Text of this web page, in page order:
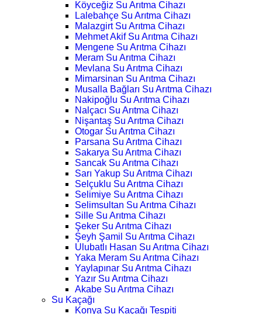
Köyceğiz Su Arıtma Cihazı
Lalebahçe Su Arıtma Cihazı
Malazgirt Su Arıtma Cihazı
Mehmet Akif Su Arıtma Cihazı
Mengene Su Arıtma Cihazı
Meram Su Arıtma Cihazı
Mevlana Su Arıtma Cihazı
Mimarsinan Su Arıtma Cihazı
Musalla Bağları Su Arıtma Cihazı
Nakipoğlu Su Arıtma Cihazı
Nalçacı Su Arıtma Cihazı
Nişantaş Su Arıtma Cihazı
Otogar Su Arıtma Cihazı
Parsana Su Arıtma Cihazı
Sakarya Su Arıtma Cihazı
Sancak Su Arıtma Cihazı
Sarı Yakup Su Arıtma Cihazı
Selçuklu Su Arıtma Cihazı
Selimiye Su Arıtma Cihazı
Selimsultan Su Arıtma Cihazı
Sille Su Arıtma Cihazı
Şeker Su Arıtma Cihazı
Şeyh Şamil Su Arıtma Cihazı
Ulubatlı Hasan Su Arıtma Cihazı
Yaka Meram Su Arıtma Cihazı
Yaylapınar Su Arıtma Cihazı
Yazır Su Arıtma Cihazı
Akabe Su Arıtma Cihazı
Su Kaçağı
Konya Su Kaçağı Tespiti